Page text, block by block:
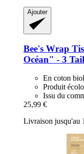
Ajouter
Bee's Wrap
Océan" -​ 3
En coton
Produit
Issu du
25,99 €
Livraison jusqu'au